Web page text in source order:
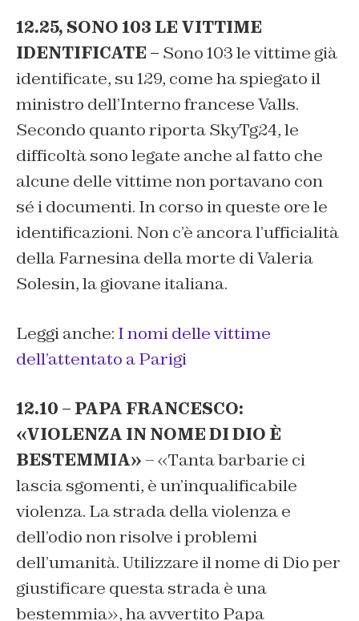
12.25, SONO 103 LE VITTIME
IDENTIFICATE – Sono 103 le vittime già
identificate, su 129, come ha spiegato il
ministro dell’Interno francese Valls.
Secondo quanto riportaSkyTg24, le
difficoltà sono legate anche al fatto che
alcune delle vittime non portavano con
sé i documenti. In corso in queste ore le
identificazioni. Non c’è ancora l’ufficialità
della Farnesina della morte di Valeria
Solesin, la giovane italiana.
Leggi anche: I nomi delle vittime
dell’attentato a Parigi
12.10 – PAPA FRANCESCO:
«VIOLENZA IN NOME DI DIO È
BESTEMMIA»– «Tanta barbarie ci
lascia sgomenti, è un’inqualificabile
violenza. La strada della violenza e
dell’odio non risolve i problemi
dell’umanità. Utilizzare il nome di Dio per
giustificare questa strada è una
bestemmia», ha avvertito Papa